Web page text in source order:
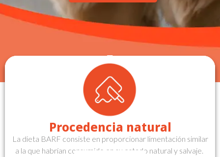
Procedencia natural
La dieta BARF consiste en proporcionar limentación similar
a la que habrían consumido en su estado natural y salvaje.